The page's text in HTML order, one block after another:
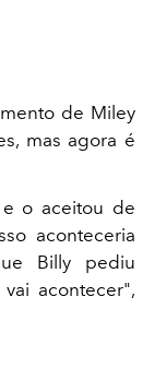
de Miley
mas agora é
o aceitou de
aconteceria
Billy pediu
acontecer",